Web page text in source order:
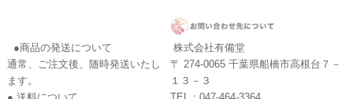
●商品の発送について
通常、ご注文後、随時発送いたし
ます。
株式会社有備堂
〒 274-0065 千葉県船橋市高根台７－
１３－３